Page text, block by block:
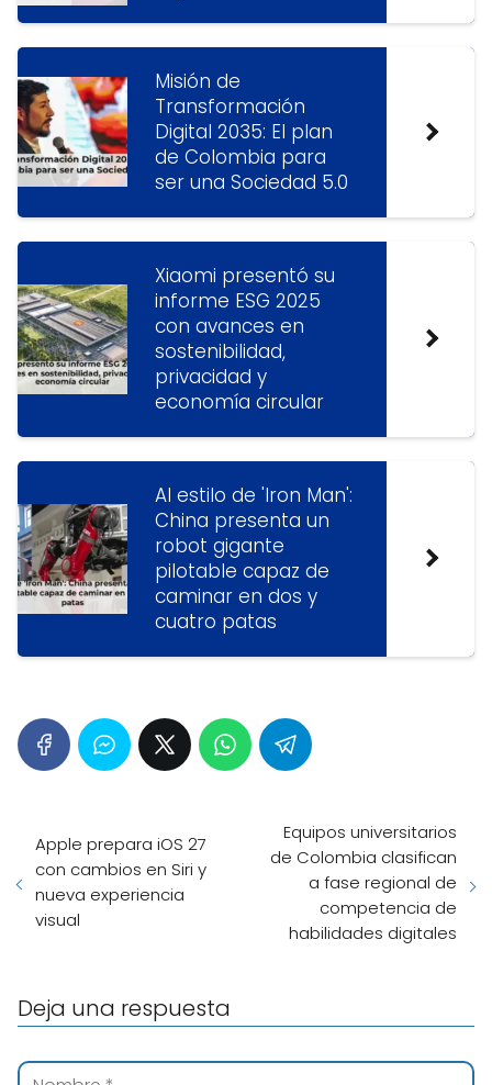
Misión de
Transformación
Digital 2035: El plan
de Colombia para
ser una Sociedad 5.0
Xiaomi presentó su
informe ESG 2025
con avances en
sostenibilidad,
privacidad y
economía circular
Al estilo de 'Iron Man':
China presenta un
robot gigante
pilotable capaz de
caminar en dos y
cuatro patas
Apple prepara iOS 27
con cambios en Siri y
nueva experiencia
visual
Equipos universitarios
de Colombia clasifican
a fase regional de
competencia de
habilidades digitales
Deja una respuesta